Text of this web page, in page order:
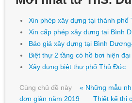
Xin phép xây dựng tại thành phố
Xin cấp phép xây dựng tại Bình
Báo giá xây dựng tại Bình
Biệt thự 2 tầng có hồ bơi hiện
Xây dựng biệt thự phố Thủ Đức
Cùng chủ đề này
« Những mẫu
đơn giản năm 2019
Thiết kế thi